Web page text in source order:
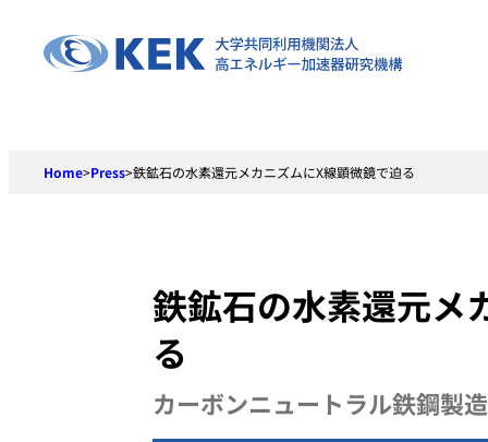
Home>Press>鉄鉱石の水素還元メカニズムにX線顕微鏡で迫る
鉄鉱石の水素還元メ
る
カーボンニュートラル鉄鋼製